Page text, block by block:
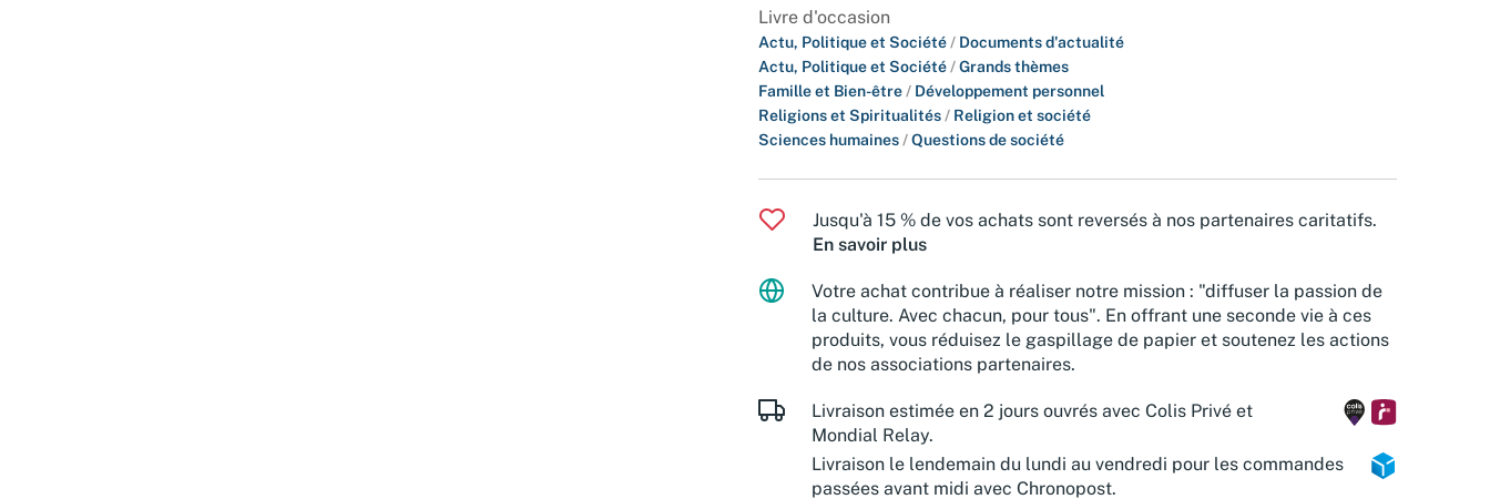
Livre d'occasion
Actu, Politique et Société / Documents d'actualité
Actu, Politique et Société /Grands thèmes
Famille et Bien-être / Développement personnel
Religions et Spiritualités / Religion et société
Sciences humaines /Questions de société
Jusqu'à 15 % de vos achats sont reversés à nos partenaires caritatifs.
En savoir plus
Votre achat contribue à réaliser notre mission : "diffuser la passion de
la culture. Avec chacun, pour tous". En offrant une seconde vie à ces
produits, vous réduisez le gaspillage de papier et soutenez les actions
de nos associations partenaires.
Livraison estimée en 2 jours ouvrés avec Colis Privé et
Mondial Relay.
Livraison le lendemain du lundi au vendredi pour les commandes
passées avant midi avec Chronopost.